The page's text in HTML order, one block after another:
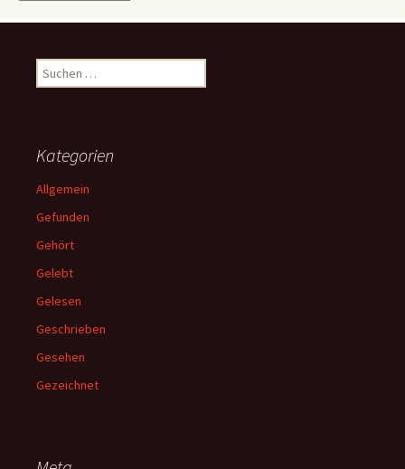
Suchen
nach:
Kategorien
Allgemein
Gefunden
Gehört
Gelebt
Gelesen
Geschrieben
Gesehen
Gezeichnet